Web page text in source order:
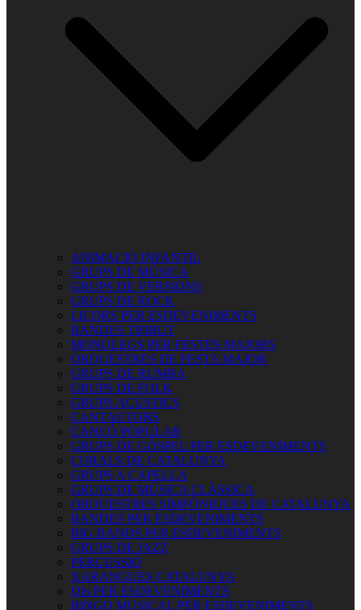
ANIMACIÓ INFANTIL
GRUPS DE MÚSICA
GRUPS DE VERSIONS
GRUPS DE ROCK
LICORS PER ESDEVENIMENTS
BANDES TRIBUT
MONÒLEGS PER FESTES MAJORS
ORQUESTRES DE FESTA MAJOR
GRUPS DE RUMBA
GRUPS DE FOLK
GRUPS ACÚSTICS
CANTAUTORS
CANÇÓ POPULAR
GRUPS DE GÒSPEL PER ESDEVENIMENTS
CORALS DE CATALUNYA
GRUPS A CAPELLA
GRUPS DE MÚSICA CLÀSSICA
ORQUESTRES SIMFÒNIQUES DE CATALUNYA
BANDES PER ESDEVENIMENTS
BIG BANDS PER ESDEVENIMENTS
GRUPS DE JAZZ
PERCUSSIÓ
XARANGUES CATALUNYA
DJs PER ESDEVENIMENTS
BINGO MUSICAL PER ESDEVENIMENTS